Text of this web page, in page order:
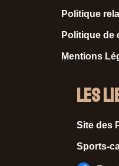
Politique
Politique de
Mentions
Les
Site des
Sports-